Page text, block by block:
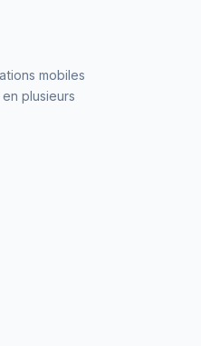
mobiles
plusieurs